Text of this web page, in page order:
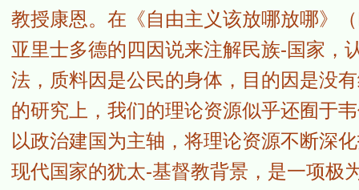
教授康恩。在《自由主义该放哪放哪》
亚里士多德的四因说来注解民族-国家，
法，质料因是公民的身体，目的因是没
的研究上，我们的理论资源似乎还囿于
以政治建国为主轴，将理论资源不断深
现代国家的犹太-基督教背景，是一项极